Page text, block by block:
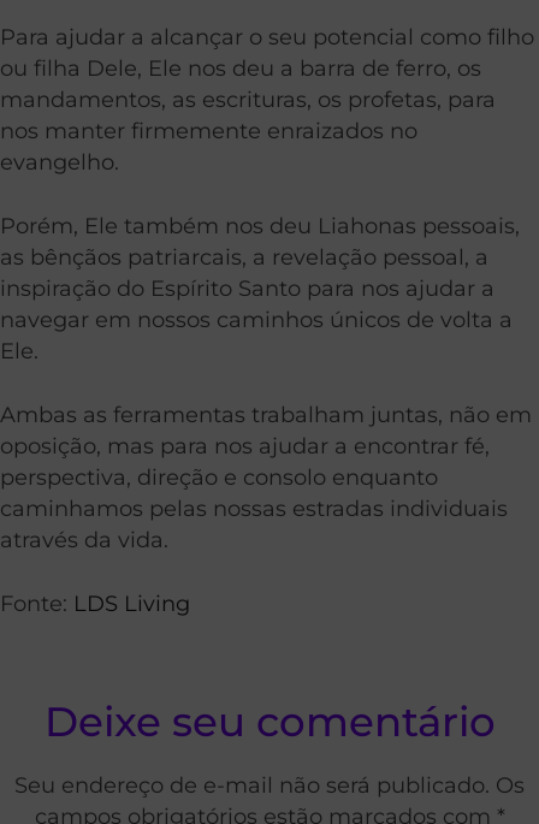
Para ajudar a alcançar o seu potencial como filho
ou filha Dele, Ele nos deu a barra de ferro, os
mandamentos, as escrituras, os profetas, para
nos manter firmemente enraizados no
evangelho.
Porém, Ele também nos deu Liahonas pessoais,
as bênçãos patriarcais, a revelação pessoal, a
inspiração do Espírito Santo para nos ajudar a
navegar em nossos caminhos únicos de volta a
Ele.
Ambas as ferramentas trabalham juntas, não em
oposição, mas para nos ajudar a encontrar fé,
perspectiva, direção e consolo enquanto
caminhamos pelas nossas estradas individuais
através da vida.
Fonte: LDS Living
Deixe seu comentário
Seu endereço de e-mail não será publicado. Os
campos obrigatórios estão marcados com *